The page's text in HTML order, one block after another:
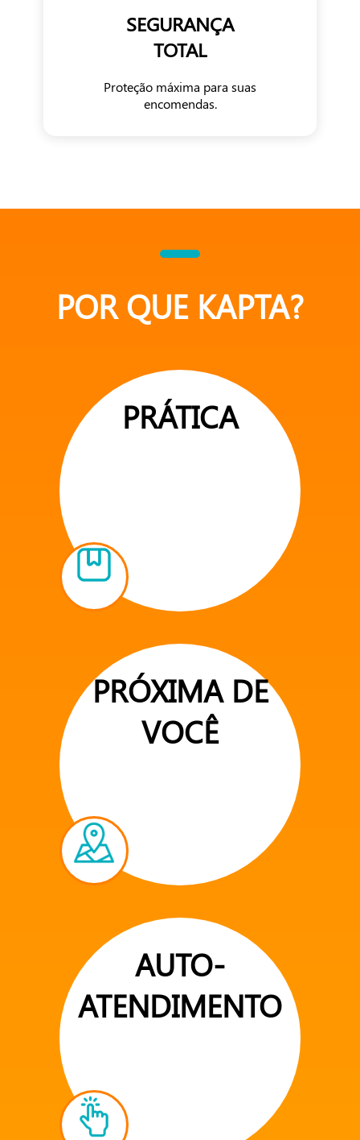
SEGURANÇA
TOTAL
Proteção máxima para suas
encomendas.
POR QUE KAPTA?
PRÁTICA
PRÓXIMA DE
VOCÊ
AUTO-
ATENDIMENTO